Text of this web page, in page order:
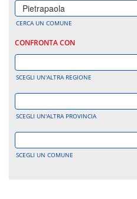
Pietrapaola
CERCA UN COMUNE
CONFRONTA CON
SCEGLI UN'ALTRA REGIONE
SCEGLI UN'ALTRA PROVINCIA
SCEGLI UN COMUNE